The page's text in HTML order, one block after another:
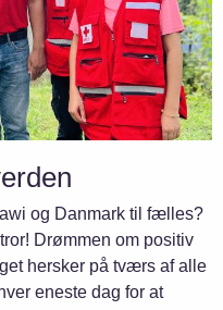
og Danmark til fælles?
Drømmen om positiv
hersker på tværs af alle
eneste dag for at